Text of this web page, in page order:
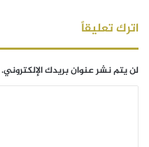
اترك تعليقاً
لن يتم نشر عنوان بريدك الإلكتروني.